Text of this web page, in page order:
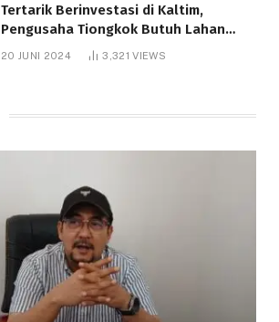
Tertarik Berinvestasi di Kaltim,
Pengusaha Tiongkok Butuh Lahan
1.000 Hektare
20 JUNI 2024 3,321VIEWS